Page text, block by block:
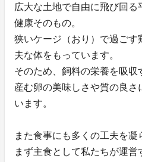
広大な土地で自由に飛び回る
健康そのもの。
狭いケージ（おり）で過ごす
夫な体をもっています。
そのため、飼料の栄養を吸
産む卵の美味しさや質の良さ
います。
また食事にも多くの工夫を凝
まず主食として私たちが運